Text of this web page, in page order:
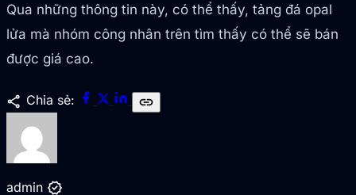
Qua những thông tin này, có thể thấy, tảng đá opal
lửa mà nhóm công nhân trên tìm thấy có thể sẽ bán
được giá cao.
share Chia sẻ: link
admin verified